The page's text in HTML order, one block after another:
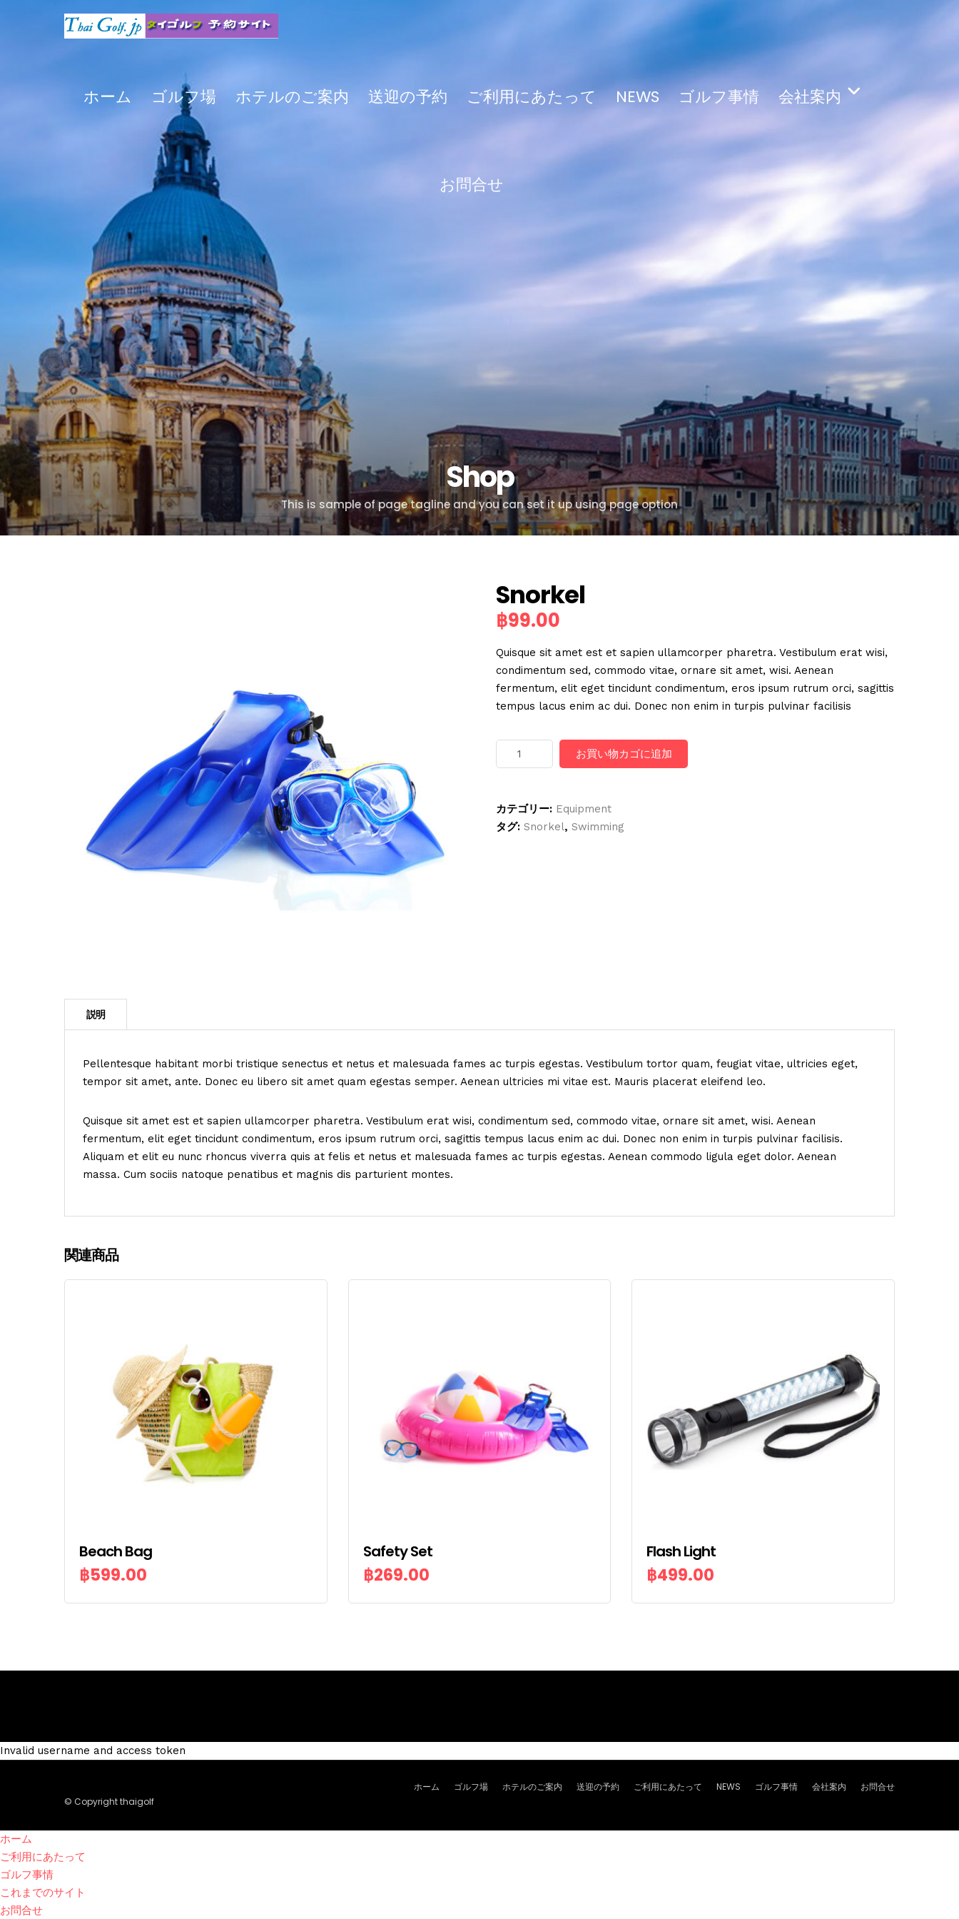
ホーム ゴルフ場 ホテルのご案内 送迎の予約 ご利用にあたって NEWS ゴルフ事情 会社案内
お問合せ
Shop
This is sample of page tagline and you can set it up using page option
Snorkel
฿99.00
Quisque sit amet est et sapien ullamcorper pharetra. Vestibulum erat wisi,
condimentum sed, commodo vitae, ornare sit amet, wisi. Aenean
fermentum, elit eget tincidunt condimentum, eros ipsum rutrum orci, sagittis
tempus lacus enim ac dui. Donec non enim in turpis pulvinar facilisis
Snorkel
お買い物カゴに追加
カテゴリー: Equipment
タグ:Snorkel,Swimming
Pellentesque habitant morbi tristique senectus et netus et malesuada fames ac turpis egestas. Vestibulum tortor quam, feugiat vitae, ultricies eget,
tempor sit amet, ante. Donec eu libero sit amet quam egestas semper. Aenean ultricies mi vitae est. Mauris placerat eleifend leo.
Quisque sit amet est et sapien ullamcorper pharetra. Vestibulum erat wisi, condimentum sed, commodo vitae, ornare sit amet, wisi. Aenean
fermentum, elit eget tincidunt condimentum, eros ipsum rutrum orci, sagittis tempus lacus enim ac dui. Donec non enim in turpis pulvinar facilisis.
Aliquam et elit eu nunc rhoncus viverra quis at felis et netus et malesuada fames ac turpis egestas. Aenean commodo ligula eget dolor. Aenean
massa. Cum sociis natoque penatibus et magnis dis parturient montes.
関連商品
Beach Bag
฿599.00
Safety Set
฿269.00
Flash Light
฿499.00
Invalid username and access token
ホーム ゴルフ場 ホテルのご案内 送迎の予約 ご利用にあたって NEWS ゴルフ事情 会社案内
お問合せ
© Copyright thaigolf
ホーム
ご利用にあたって
ゴルフ事情
これまでのサイト
お問合せ